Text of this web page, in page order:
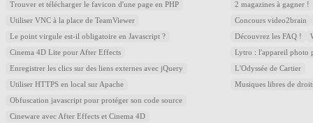
Trouver et télécharger le favicon d'une page en PHP
Utiliser VNC à la place de TeamViewer
Le point virgule est-il obligatoire en Javascript ?
Cinema 4D Lite pour After Effects
Enregistrer les clics sur des liens externes avec jQuery
Utiliser HTTPS en local sur Apache
Obfuscation javascript pour protéger son code source
Cineware avec After Effects et Cinema 4D
2 magazines à gagner !
Concours video2brain
Découvrez les FAQ !
Lytro : l'appareil photo
L'Odyssée de Cartier
Musiques libres de